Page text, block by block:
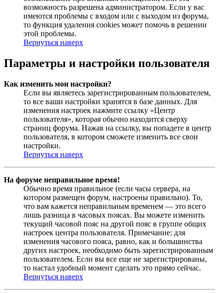
возможность разрешена администратором. Если у вас
имеются проблемы с входом или с выходом из форума,
то функция удаления cookies может помочь в решении
этой проблемы.
Вернуться наверх
Параметры и настройки пользователя
Как изменить мои настройки?
Если вы являетесь зарегистрированным пользователем,
то все ваши настройки хранятся в базе данных. Для
изменения настроек нажмите ссылку «Центр
пользователя», которая обычно находится сверху
страниц форума. Нажав на ссылку, вы попадете в центр
пользователя, в котором сможете изменить все свои
настройки.
Вернуться наверх
На форуме неправильное время!
Обычно время правильное (если часы сервера, на
котором размещен форум, настроены правильно). То,
что вам кажется неправильным временем — это всего
лишь разница в часовых поясах. Вы можете изменить
текущий часовой пояс на другой пояс в группе общих
настроек центра пользователя. Примечание: для
изменения часового пояса, равно, как и большинства
других настроек, необходимо быть зарегистрированным
пользователем. Если вы все еще не зарегистрированы,
то настал удобный момент сделать это прямо сейчас.
Вернуться наверх